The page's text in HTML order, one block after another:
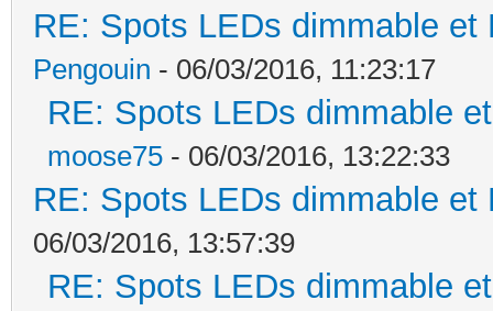
RE: Spots LEDs dimmable
Pengouin - 06/03/2016, 11:23:17
RE: Spots LEDs dimmable
moose75 - 06/03/2016, 13:22:33
RE: Spots LEDs dimmable
06/03/2016, 13:57:39
RE: Spots LEDs dimmable